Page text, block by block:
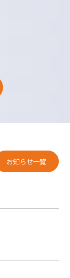
お知らせ一覧